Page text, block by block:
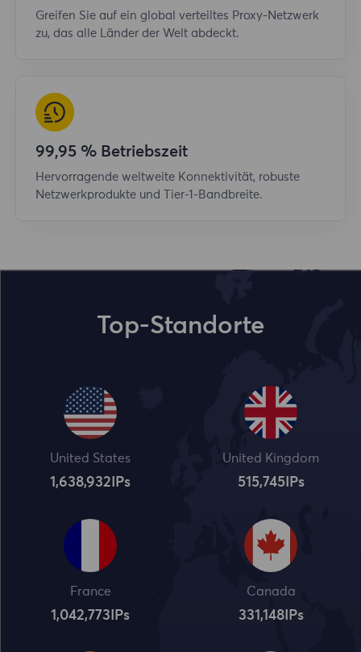
Greifen Sie auf ein global verteiltes Proxy-Netzwerk
zu, das alle Länder der Welt abdeckt.
99,95 % Betriebszeit
Hervorragende weltweite Konnektivität, robuste
Netzwerkprodukte und Tier-1-Bandbreite.
Top-Standorte
United States
1,638,932 IPs
United Kingdom
515,745IPs
France
1,042,773 IPs
Canada
331,148IPs